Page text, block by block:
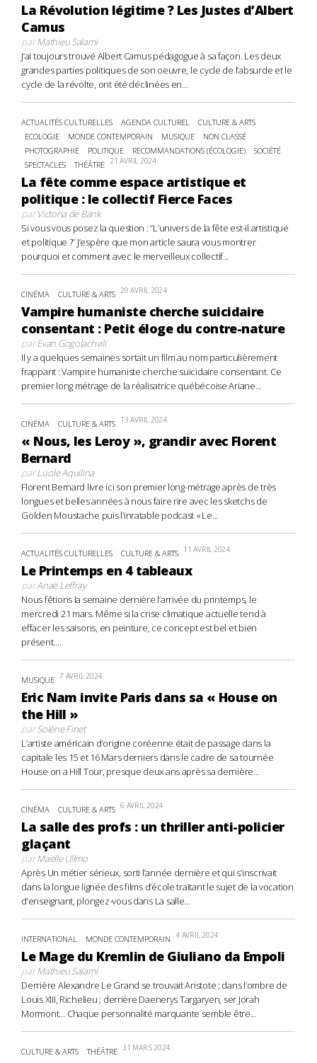
La Révolution légitime ? Les Justes d’Albert
Camus
parMathieu Salami
J’ai toujours trouvé Albert Camus pédagogue à sa façon. Les deux
grandes parties politiques de son oeuvre, le cycle de l’absurde et le
cycle de la révolte, ont été déclinées en...
ACTUALITÉS CULTURELLES AGENDA CULTUREL
CULTURE & ARTS
ECOLOGIE
MONDE CONTEMPORAIN MUSIQUE
NON CLASSÉ
PHOTOGRAPHIE
POLITIQUE RECOMMANDATIONS (ÉCOLOGIE)
SOCIÉTÉ
SPECTACLES
THÉÂTRE 21 AVRIL 2024
La fête comme espace artistique et
politique : le collectif Fierce Faces
parVictoria de Bank
Si vous vous posez la question : “L’univers de la fête est-il artistique
et politique ?” J’espère que mon article saura vous montrer
pourquoi et comment avec le merveilleux collectif...
CINÉMA CULTURE & ARTS 20 AVRIL 2024
Vampire humaniste cherche suicidaire
consentant : Petit éloge du contre-nature
parEvan Gogolachvili
Il y a quelques semaines sortait un film au nom particulièrement
frappant : Vampire humaniste cherche suicidaire consentant. Ce
premier long métrage de la réalisatrice québécoise Ariane...
CINÉMA CULTURE & ARTS 13 AVRIL 2024
« Nous, les Leroy », grandir avec Florent
Bernard
parLucile Aquilina
Florent Bernard livre ici son premier long-métrage après de très
longues et belles années à nous faire rire avec les sketchs de
Golden Moustache puis l’inratable podcast « Le...
ACTUALITÉS CULTURELLES CULTURE & ARTS 11 AVRIL 2024
Le Printemps en 4 tableaux
parAnaë Leffray
Nous fêtions la semaine dernière l’arrivée du printemps, le
mercredi 21 mars. Même si la crise climatique actuelle tend à
effacer les saisons, en peinture, ce concept est bel et bien
présent....
MUSIQUE 7 AVRIL 2024
Eric Nam invite Paris dans sa « House on
the Hill »
parSolène Finet
L’artiste américain d’origine coréenne était de passage dans la
capitale les 15 et 16 Mars derniers dans le cadre de sa tournée
House on a Hill Tour, presque deux ans après sa dernière...
CINÉMA CULTURE & ARTS 6 AVRIL 2024
La salle des profs : un thriller anti-policier
glaçant
parMaëlle Ullmo
Après Un métier sérieux, sorti l’année dernière et qui s’inscrivait
dans la longue lignée des films d’école traitant le sujet de la vocation
d’enseignant, plongez-vous dans La salle...
INTERNATIONAL MONDE CONTEMPORAIN 4 AVRIL 2024
Le Mage du Kremlin de Giuliano da Empoli
parMathieu Salami
Derrière Alexandre Le Grand se trouvait Aristote ; dans l’ombre de
Louis XIII, Richelieu ; derrière Daenerys Targaryen, ser Jorah
Mormont… Chaque personnalité marquante semble être...
CULTURE & ARTS THÉÂTRE 31 MARS 2024